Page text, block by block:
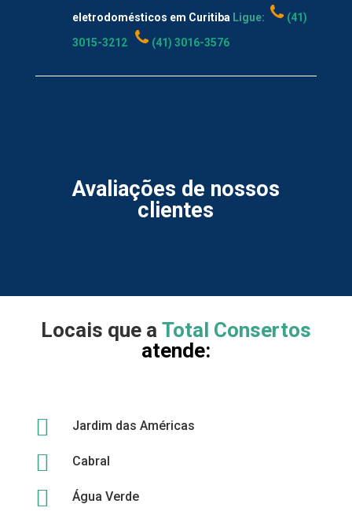
eletrodomésticos em Curitiba Ligue:
(41)
3015-3212
(41) 3016-3576
Avaliações de nossos
clientes
Locais que a Total Consertos
atende:
 Jardim das Américas
 Cabral
 Água Verde